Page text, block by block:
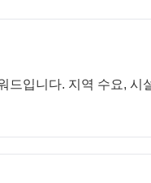
입니다. 지역 수요,